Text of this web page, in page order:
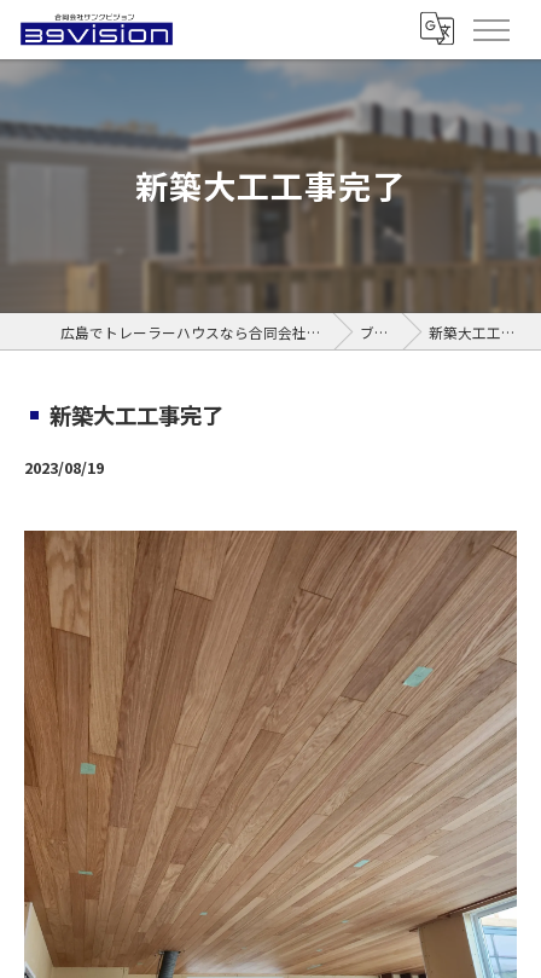
新築大工工事完了
広島でトレーラーハウスなら合同会社サンクビジョン ブログ 新築大工工事完了
新築大工工事完了
2023/08/19